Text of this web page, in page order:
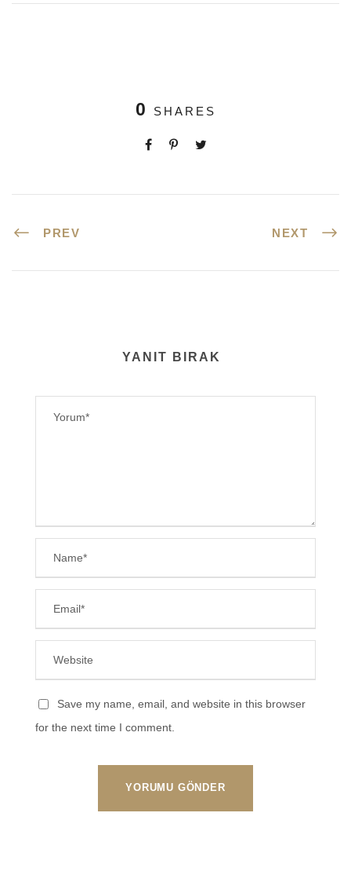
0 SHARES
PREV NEXT
YANIT BIRAK
Save my name, email, and website in this browser
for the next time I comment.